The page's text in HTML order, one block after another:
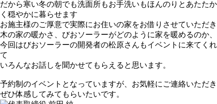
だから寒い冬の朝でも洗面所もお手洗いもほんのりとあたたか
く穏やかに暮らせます
お施主様のご厚意で実際にお住いの家をお借りさせていただき
木の家の暖かさ、びおソーラーがどのように家を暖めるのか、
今回はびおソーラーの開発者の松原さんもイベントに来てくれ
て
いろんなお話しを聞かせてもらえると思います。
予約制のイベントとなっていますが、お気軽にご連絡いただき
ぜひ体感してみてもらいたいです。